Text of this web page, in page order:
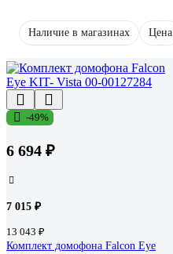
Наличие в магазинах Цена
-49%
6 694 ₽
7 015 ₽
13 043 ₽
Комплект домофона Falcon Eye